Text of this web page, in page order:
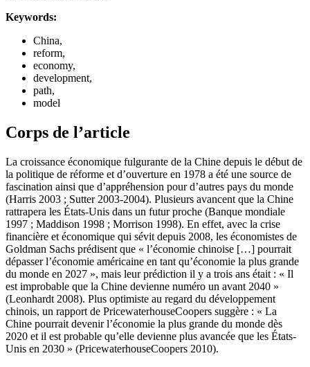
Keywords:
China,
reform,
economy,
development,
path,
model
Corps de l’article
La croissance économique fulgurante de la Chine depuis le début de
la politique de réforme et d’ouverture en 1978 a été une source de
fascination ainsi que d’appréhension pour d’autres pays du monde
(Harris 2003 ; Sutter 2003-2004). Plusieurs avancent que la Chine
rattrapera les États-Unis dans un futur proche (Banque mondiale
1997 ; Maddison 1998 ; Morrison 1998). En effet, avec la crise
financière et économique qui sévit depuis 2008, les économistes de
Goldman Sachs prédisent que « l’économie chinoise […] pourrait
dépasser l’économie américaine en tant qu’économie la plus grande
du monde en 2027 », mais leur prédiction il y a trois ans était : « Il
est improbable que la Chine devienne numéro un avant 2040 »
(Leonhardt 2008). Plus optimiste au regard du développement
chinois, un rapport de PricewaterhouseCoopers suggère : « La
Chine pourrait devenir l’économie la plus grande du monde dès
2020 et il est probable qu’elle devienne plus avancée que les États-
Unis en 2030 » (PricewaterhouseCoopers 2010).